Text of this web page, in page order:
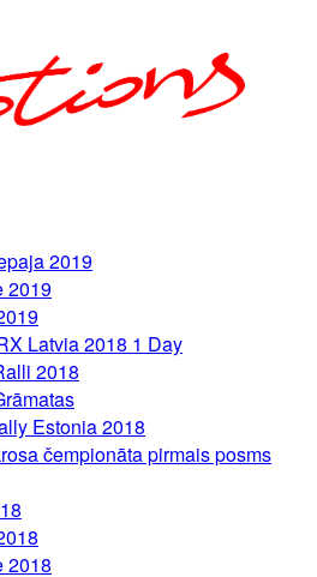
2019
2019
Latvia 2018 1 Day
2018
Estonia 2018
čempionāta pirmais posms
2018